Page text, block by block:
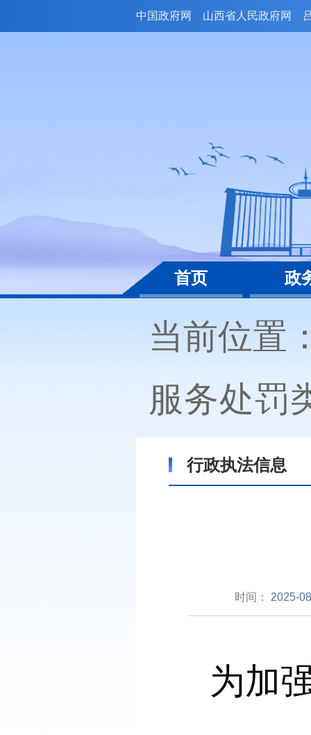
中国政府网 山西省人民政府网
首页 政
当前位置
服务处罚
行政执法信息
时间： 2025-
为加